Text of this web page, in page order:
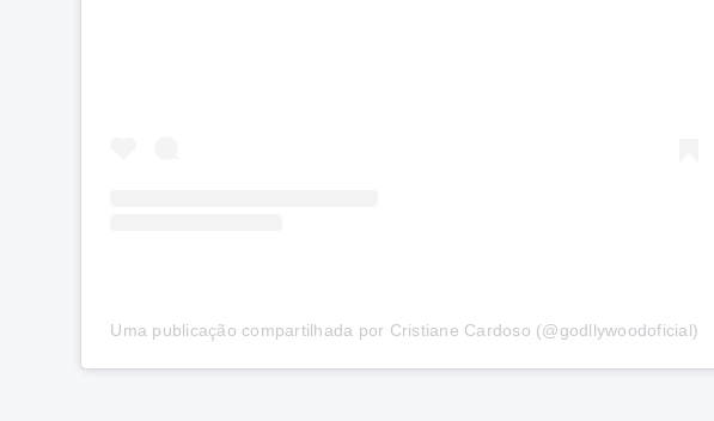
Uma publicação compartilhada por Cristiane Cardoso (@godllywoodoficial)